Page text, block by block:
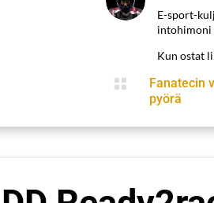
E-sport-
intohimoni
Kun ostat
 Fanatecin
pyörä